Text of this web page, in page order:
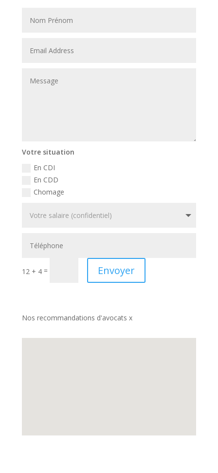
Votre situation
En CDI
En CDD
Chomage
12 + 4= Envoyer
Nos recommandations d'avocats x